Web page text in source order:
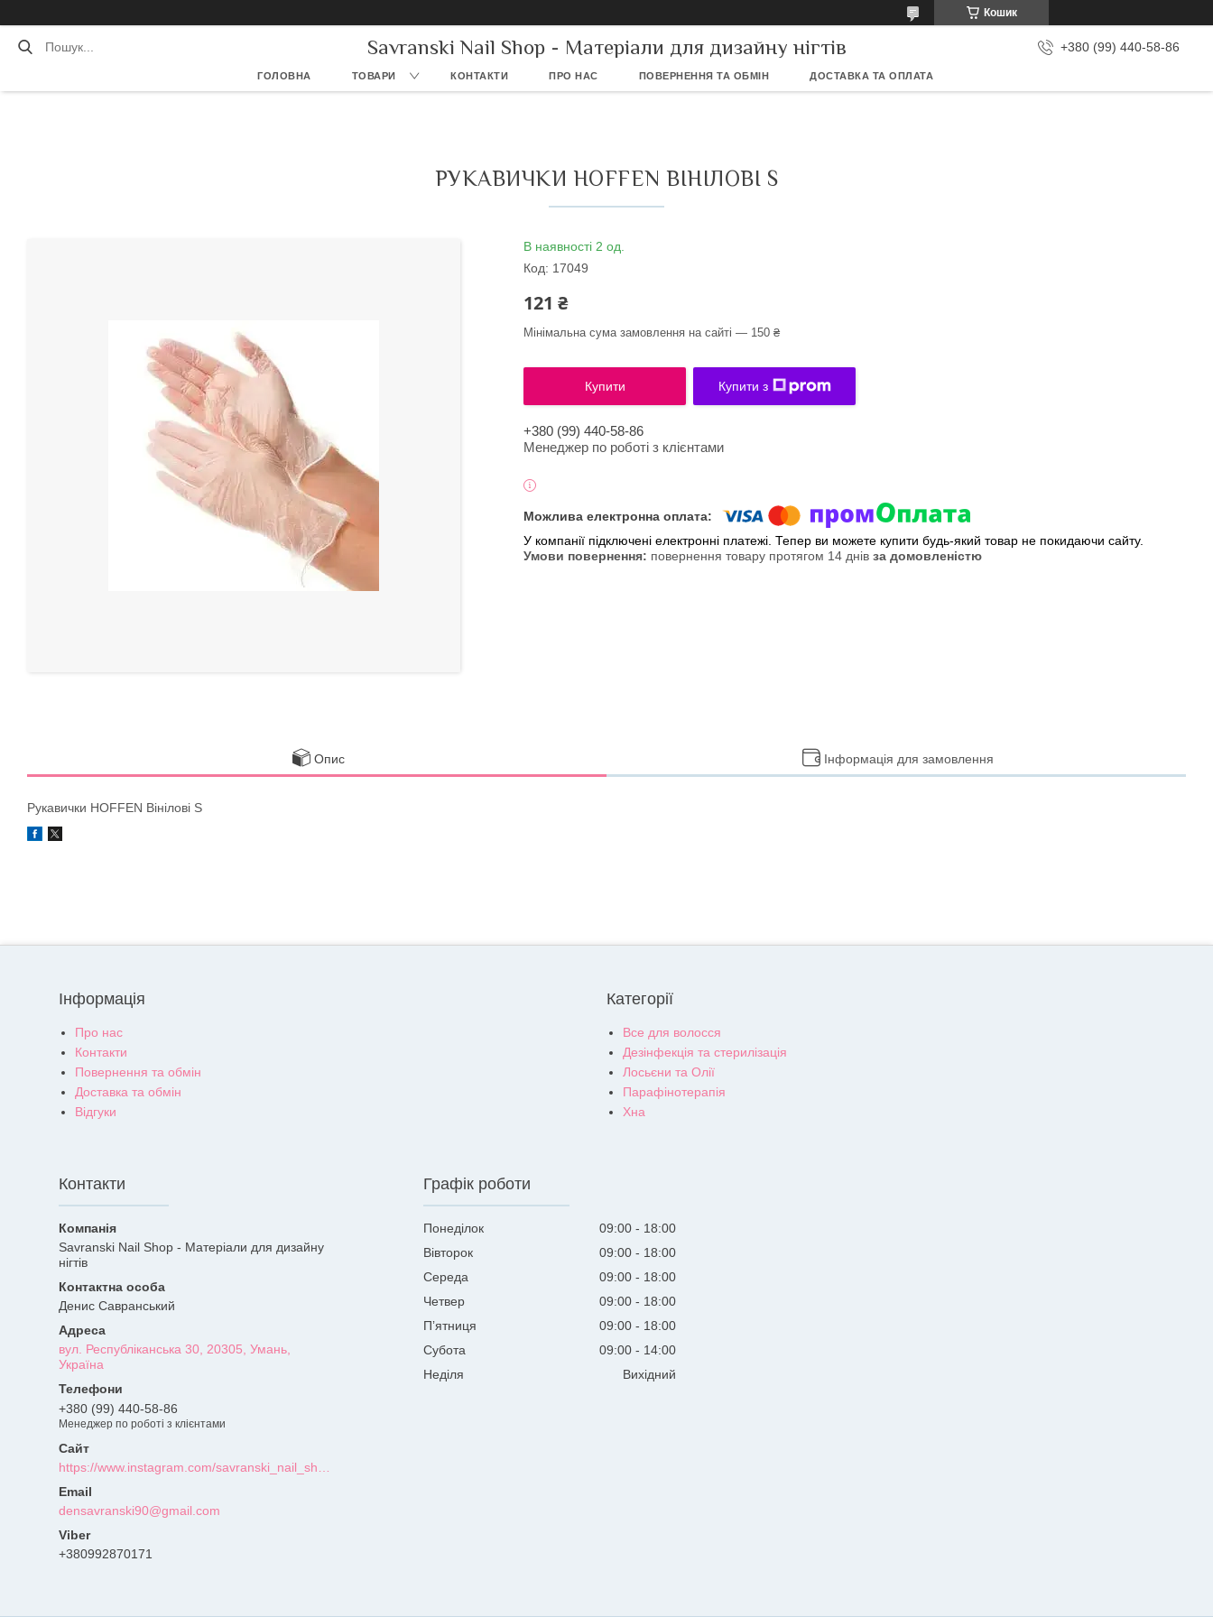
Кошик
Savranski Nail Shop - Матеріали для дизайну нігтів +380 (99) 440-58-86
ГОЛОВНА ТОВАРИ КОНТАКТИ ПРО НАС ПОВЕРНЕННЯ ТА ОБМІН ДОСТАВКА ТА ОПЛАТА
РУКАВИЧКИ HOFFEN ВІНІЛОВІ S
В наявності 2 од.
Код: 17049
121 ₴
Мінімальна сума замовлення на сайті — 150 ₴
Купити Купити з
+380 (99) 440-58-86
Менеджер по роботі з клієнтами
У компанії підключені електронні платежі. Тепер ви можете купити будь-який товар не покидаючи сайту.
повернення товару протягом 14 днів за домовленістю
Опис Інформація для замовлення
Рукавички HOFFEN Вінілові S
Інформація
Про нас
Контакти
Повернення та обмін
Доставка та обмін
Відгуки
Категорії
Все для волосся
Дезінфекція та стерилізація
Лосьєни та Олії
Парафінотерапія
Хна
Контакти
Savranski Nail Shop - Матеріали для дизайну
нігтів
Денис Савранський
вул. Республіканська 30, 20305, Умань,
Україна
+380 (99) 440-58-86
Менеджер по роботі з клієнтами
densavranski90@gmail.com
+380992870171
Графік роботи
Понеділок 09:00
18:00
Вівторок
09:00
18:00
Середа
09:00
18:00
Четвер
09:00
18:00
Пʼятниця
09:00
18:00
Субота
09:00
14:00
Неділя
Вихідний